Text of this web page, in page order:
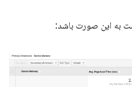
به این صورت باشد: